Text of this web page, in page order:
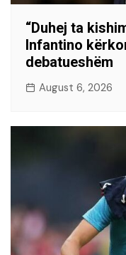
“Duhej ta
Infantino
debatueshëm
August 6, 2026